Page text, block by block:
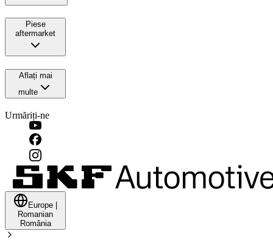
Piese
aftermarket
Aflați mai
multe
Urmăriți-ne
Europe
Romanian
România